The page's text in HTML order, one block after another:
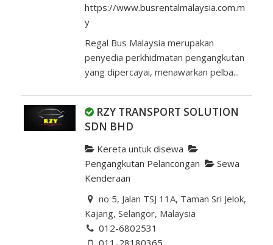
https://www.busrentalmalaysia.com.m
y
Regal Bus Malaysia merupakan
penyedia perkhidmatan pengangkutan
yang dipercayai, menawarkan pelba...
RZY TRANSPORT SOLUTION
SDN BHD
Kereta untuk disewa
Pengangkutan Pelancongan
Sewa
Kenderaan
no 5, Jalan TSJ 11A, Taman Sri Jelok,
Kajang, Selangor, Malaysia
012-6802531